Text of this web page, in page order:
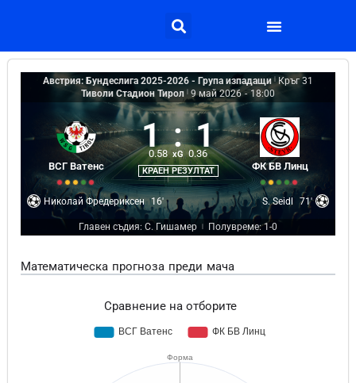
Австрия: Бундеслига 2025-2026 - Група изпадащи | Кръг 31
Тиволи Стадион Тирол 9 май 2026 - 18:00
ВСГ Ватенс
1 : 1
0.58 xG 0.36
КРАЕН РЕЗУЛТАТ ФК БВ Линц
Николай Фредериксен 16' S. Seidl 71'
Главен съдия: С. Гишамер Полувреме: 1-0
Математическа прогноза преди мача
Сравнение на отборите